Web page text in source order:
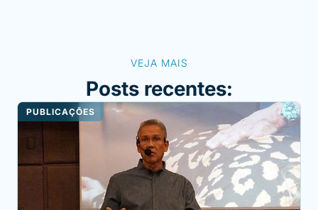
VEJA MAIS
Posts recentes:
PUBLICAÇÕES